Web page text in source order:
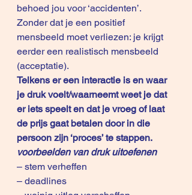
behoed jou voor ‘accidenten’.
Zonder dat je een positief
mensbeeld moet verliezen: je krijgt
eerder een realistisch mensbeeld
(acceptatie).
Telkens er een interactie is en waar
je druk voelt/waarneemt weet je dat
er iets speelt en dat je vroeg of laat
de prijs gaat betalen door in die
persoon zijn ‘proces’ te stappen.
voorbeelden van druk uitoefenen
– stem verheffen
– deadlines